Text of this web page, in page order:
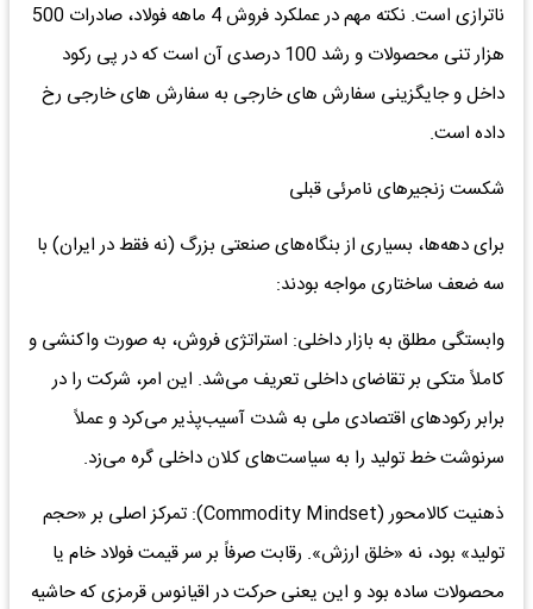
ناترازی است. نکته مهم در عملکرد فروش 4 ماهه فولاد، صادرات 500
هزار تنی محصولات و رشد 100 درصدی آن است که در پی رکود
داخل و جایگزینی سفارش های خارجی به سفارش های خارجی رخ
داده است.
شکست زنجیرهای نامرئی قبلی
برای دهه‌ها، بسیاری از بنگاه‌های صنعتی بزرگ (نه فقط در ایران) با
سه ضعف ساختاری مواجه بودند:
وابستگی مطلق به بازار داخلی: استراتژی فروش، به صورت واکنشی و
کاملاً متکی بر تقاضای داخلی تعریف می‌شد. این امر، شرکت را در
برابر رکودهای اقتصادی ملی به شدت آسیب‌پذیر می‌کرد و عملاً
سرنوشت خط تولید را به سیاست‌های کلان داخلی گره می‌زد.
ذهنیت کالامحور (Commodity Mindset): تمرکز اصلی بر «حجم
تولید» بود، نه «خلق ارزش». رقابت صرفاً بر سر قیمت فولاد خام یا
محصولات ساده بود و این یعنی حرکت در اقیانوس قرمزی که حاشیه